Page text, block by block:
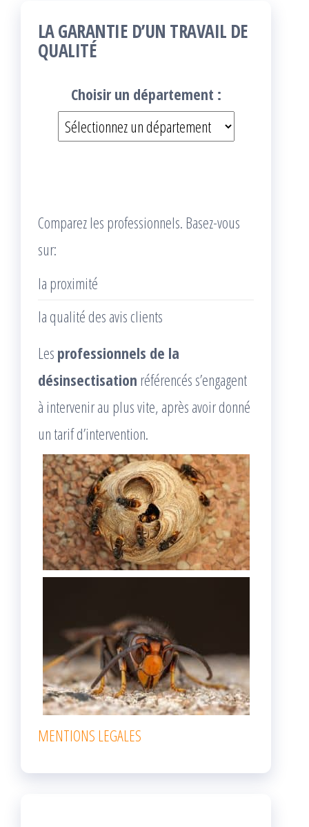
LA GARANTIE D’UN TRAVAIL DE
QUALITÉ
Choisir un département :
Comparez les professionnels. Basez-vous
sur:
la proximité
la qualité des avis clients
Les professionnels de la
désinsectisation référencés s’engagent
à intervenir au plus vite, après avoir donné
un tarif d’intervention.
MENTIONS LEGALES